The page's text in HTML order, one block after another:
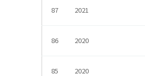
87 2021
86 2020
85 2020